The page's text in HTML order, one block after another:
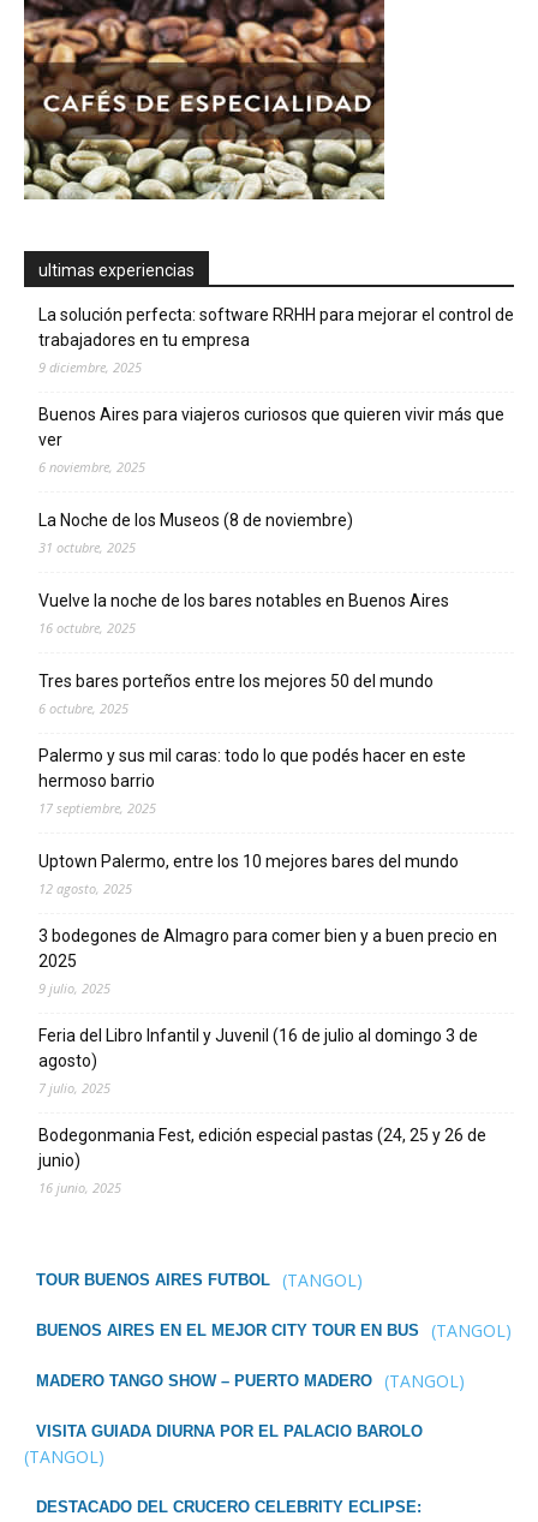
ultimas experiencias
La solución perfecta: software RRHH para mejorar el control de
trabajadores en tu empresa
9 diciembre, 2025
Buenos Aires para viajeros curiosos que quieren vivir más que
ver
6 noviembre, 2025
La Noche de los Museos (8 de noviembre)
31 octubre, 2025
Vuelve la noche de los bares notables en Buenos Aires
16 octubre, 2025
Tres bares porteños entre los mejores 50 del mundo
6 octubre, 2025
Palermo y sus mil caras: todo lo que podés hacer en este
hermoso barrio
17 septiembre, 2025
Uptown Palermo, entre los 10 mejores bares del mundo
12 agosto, 2025
3 bodegones de Almagro para comer bien y a buen precio en
2025
9 julio, 2025
Feria del Libro Infantil y Juvenil (16 de julio al domingo 3 de
agosto)
7 julio, 2025
Bodegonmania Fest, edición especial pastas (24, 25 y 26 de
junio)
16 junio, 2025
TOUR BUENOS AIRES FUTBOL (TANGOL)
BUENOS AIRES EN EL MEJOR CITY TOUR EN BUS (TANGOL)
MADERO TANGO SHOW – PUERTO MADERO (TANGOL)
VISITA GUIADA DIURNA POR EL PALACIO BAROLO
(TANGOL)
DESTACADO DEL CRUCERO CELEBRITY ECLIPSE: